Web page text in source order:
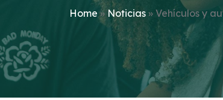
Home» Noticias » Vehículos y